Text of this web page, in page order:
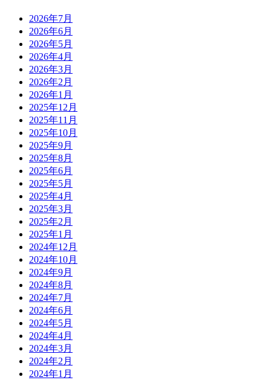
2026年7月
2026年6月
2026年5月
2026年4月
2026年3月
2026年2月
2026年1月
2025年12月
2025年11月
2025年10月
2025年9月
2025年8月
2025年6月
2025年5月
2025年4月
2025年3月
2025年2月
2025年1月
2024年12月
2024年10月
2024年9月
2024年8月
2024年7月
2024年6月
2024年5月
2024年4月
2024年3月
2024年2月
2024年1月